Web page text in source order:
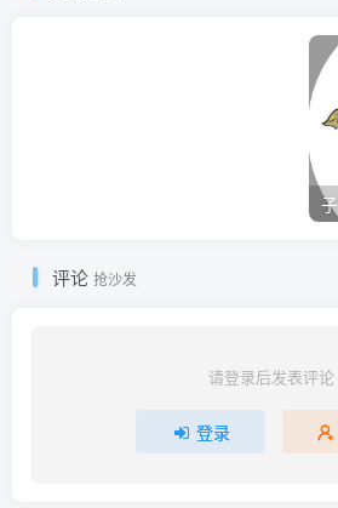
评论 抢沙发
请登录后发表评论
登录